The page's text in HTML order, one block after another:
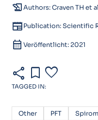
history_eduAuthors: Craven TH et
newspaperPublication: Scientific
calendar_month Veröffentlicht: 2021
share bookmark favorite
TAGGED IN:
Other PFT